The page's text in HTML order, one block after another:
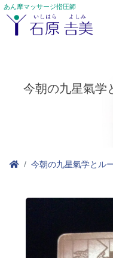
あん摩マッサージ指圧師
今朝の九星氣学
今朝の九星氣学とル